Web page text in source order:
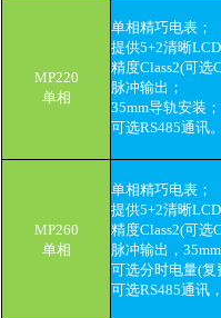
MP220
单相
单相精巧电表；
提供5+2清晰
精度Class2(可选
脉冲输出；
35mm导轨安装；
可选RS485通讯
MP260
单相
单相精巧电表；
提供5+2清晰
精度Class2(可选
脉冲输出，
可选分时电量(
可选RS485通讯